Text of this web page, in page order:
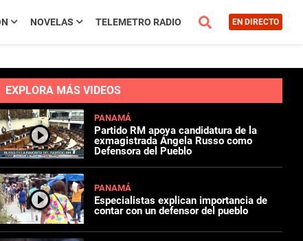
NOVELAS TELEMETRO RADIO EN DIRECTO
EXPLORA MÁS VIDEOS
PANAMÁ
Partido RM apoya candidatura de la
exmagistrada Ángela Russo como
Defensora del Pueblo
PANAMÁ
Especialistas explican importancia de
contar con un defensor del pueblo